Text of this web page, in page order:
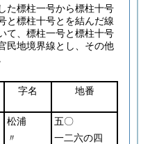
た標柱一号から標柱十号
と標柱十号とを結んだ線
て、標柱一号と標柱十号
民地境界線とし、その他
字名 地番
松浦
五〇
〃
一二六の四